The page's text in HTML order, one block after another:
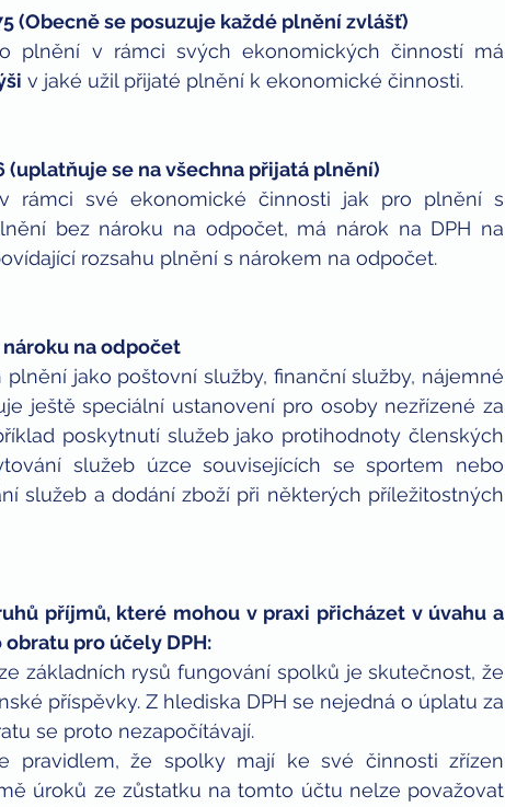
(Obecně se posuzuje každé plnění zvlášť)
plnění v rámci svých ekonomických činností má
v jaké užil přijaté plnění k ekonomické činnosti.
(uplatňuje se na všechna přijatá plnění)
rámci své ekonomické činnosti jak pro plnění s
bez nároku na odpočet, má nárok na DPH na
rozsahu plnění s nárokem na odpočet.
na odpočet
jako poštovní služby, finanční služby, nájemné
ještě speciální ustanovení pro osoby nezřízené za
poskytnutí služeb jako protihodnoty členských
služeb úzce souvisejících se sportem nebo
služeb a dodání zboží při některých příležitostných
příjmů, které mohou v praxi přicházet v úvahu a
pro účely DPH:
základních rysů fungování spolků je skutečnost, že
příspěvky. Z hlediska DPH se nejedná o úplatu za
se proto nezapočítávají.
pravidlem, že spolky mají ke své činnosti zřízen
úroků ze zůstatku na tomto účtu nelze považovat